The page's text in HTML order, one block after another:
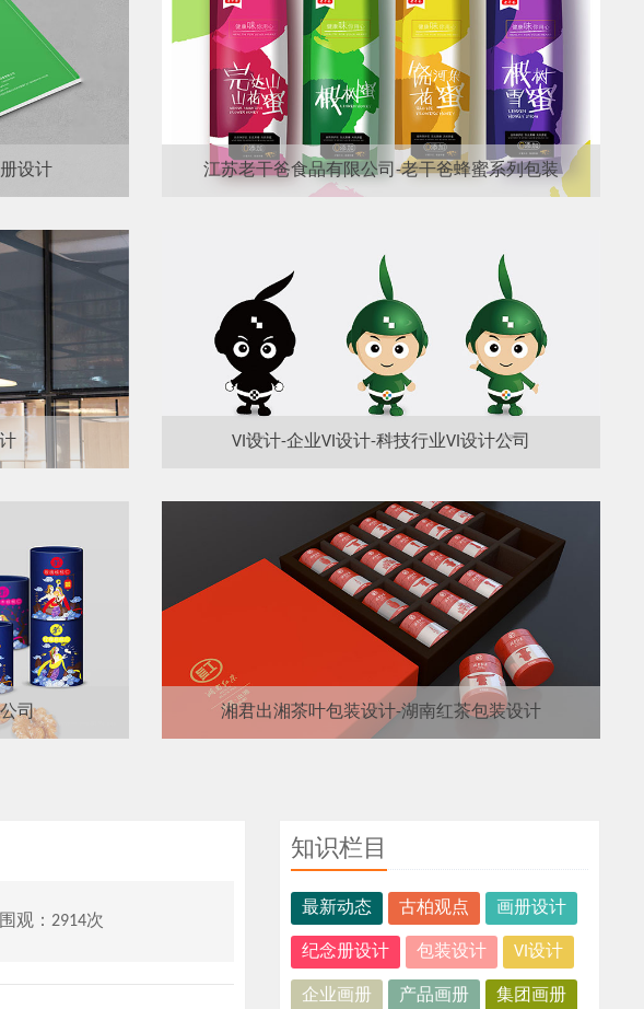
设计 江苏老干爸食品有限公司-老干爸蜂蜜系列包装
VI设计-企业VI设计-科技行业VI设计公司
司 湘君出湘茶叶包装设计-湖南红茶包装设计
围观：2914次
知识栏目
最新动态 古柏观点 画册设计
纪念册设计 包装设计 VI设计
企业画册 产品画册 集团画册